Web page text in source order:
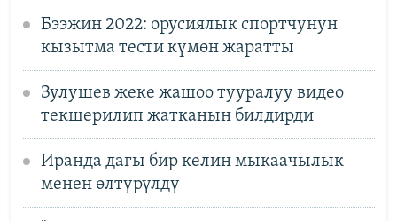
Бээжин 2022: орусиялык спортчунун
кызытма тести күмөн жаратты
Зулушев жеке жашоо тууралуу видео
текшерилип жатканын билдирди
Иранда дагы бир келин мыкаачылык
менен өлтүрүлдү